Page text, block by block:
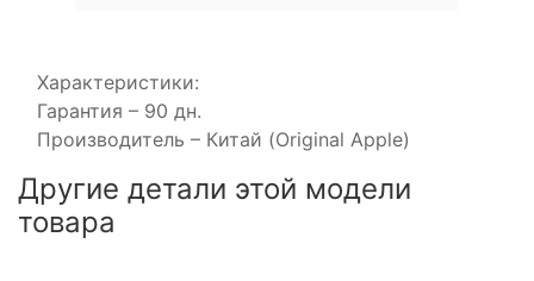
Характеристики:
Гарантия – 90 дн.
Производитель – Китай (Original Apple)
Другие детали этой модели
товара